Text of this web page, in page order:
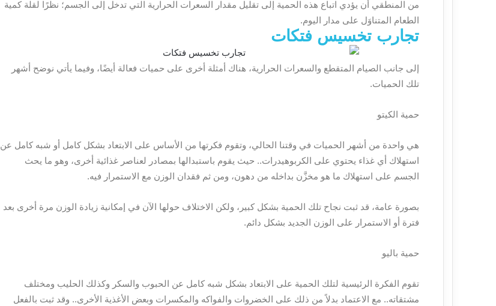
من المنطقي أن يؤدي اتباع هذه الحمية إلى تقليل مقدار السعرات الحرارية التي تدخل إلى الجسم؛ نظرًا لقلة كمية
الطعام المتناوَل على مدار اليوم.
تجارب تخسيس فتكات
إلى جانب الصيام المتقطع والسعرات الحرارية، هناك أمثلة أخرى على حميات فعالة أيضًا، وفيما يأتي نوضح أشهر
تلك الحميات.
حمية الكيتو
هي واحدة من أشهر الحميات في وقتنا الحالي، وتقوم فكرتها من الأساس على الابتعاد بشكل كامل أو شبه كامل عن
استهلاك أي غذاء يحتوي على الكربوهيدرات.. حيث يقوم باستبدالها بمصادر لعناصر غذائية أخرى، وهو ما يحث
الجسم على استهلاك ما هو مخزَّن بداخله من دهون، ومن ثم فقدان الوزن مع الاستمرار فيه.
بصورة عامة، قد ثبت نجاح تلك الحمية بشكل كبير، ولكن الاختلاف حولها الآن في إمكانية زيادة الوزن مرة أخرى بعد
فترة أو الاستمرار على الوزن الجديد بشكل دائم.
حمية باليو
تقوم الفكرة الرئيسية لتلك الحمية على الابتعاد بشكل شبه كامل عن الحبوب والسكر وكذلك الحليب ومختلف
مشتقاته.. مع الاعتماد بدلاً من ذلك على الخضروات والفواكه والمكسرات وبعض الأغذية الأخرى.. وقد ثبت بالفعل